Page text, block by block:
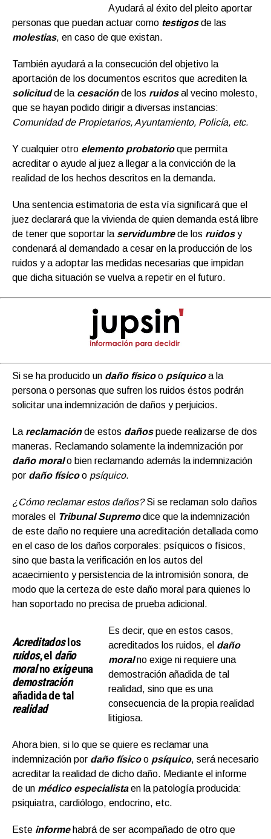
Ayudará al éxito del pleito aportar
personas que puedan actuar como testigosde las
molestias, en caso de que existan.
También ayudará a la consecución del objetivo la
aportación de los documentos escritos que acrediten la
solicitudde la cesaciónde los ruidosal vecino molesto,
que se hayan podido dirigir a diversas instancias:
Comunidad de Propietarios, Ayuntamiento, Policía, etc.
Y cualquier otro elemento probatorioque permita
acreditar o ayude al juez a llegar a la convicción de la
realidad de los hechos descritos en la demanda.
Una sentencia estimatoria de esta vía significará que el
juez declarará que la vivienda de quien demanda está libre
de tener que soportar la servidumbrede los ruidosy
condenará al demandado a cesar en la producción de los
ruidos y a adoptar las medidas necesarias que impidan
que dicha situación se vuelva a repetir en el futuro.
Si se ha producido un daño físicoo psíquicoa la
persona o personas que sufren los ruidos éstos podrán
solicitar una indemnización de daños y perjuicios.
La reclamaciónde estos daños puede realizarse de dos
maneras. Reclamando solamente la indemnización por
daño moral o bien reclamando además la indemnización
por daño físicoo psíquico.
¿Cómo reclamar estos daños?Si se reclaman solo daños
morales el Tribunal Supremodice que la indemnización
de este daño no requiere una acreditación detallada como
en el caso de los daños corporales: psíquicos o físicos,
sino que basta la verificación en los autos del
acaecimiento y persistencia de la intromisión sonora, de
modo que la certeza de este daño moral para quienes lo
han soportado no precisa de prueba adicional.
Acreditadoslos
ruidos, el daño
moralno exigeuna
demostración
añadida de tal
realidad
Es decir, que en estos casos,
acreditados los ruidos, el daño
moralno exige ni requiere una
demostración añadida de tal
realidad, sino que es una
consecuencia de la propia realidad
litigiosa.
Ahora bien, si lo que se quiere es reclamar una
indemnización por daño físicoo psíquico, será necesario
acreditar la realidad de dicho daño. Mediante el informe
de un médico especialistaen la patología producida:
psiquiatra, cardiólogo, endocrino, etc.
Este informehabrá de ser acompañado de otro que